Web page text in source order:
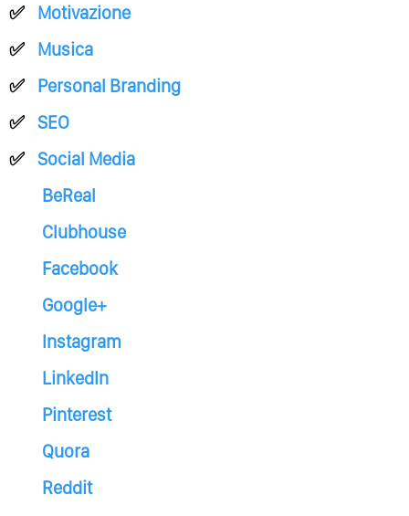
Motivazione
Musica
Personal Branding
SEO
Social Media
BeReal
Clubhouse
Facebook
Google+
Instagram
LinkedIn
Pinterest
Quora
Reddit